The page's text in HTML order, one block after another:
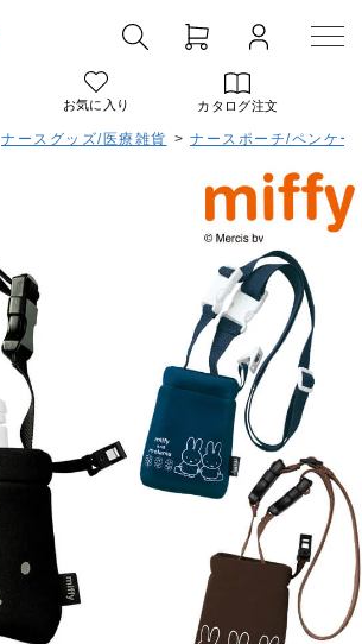
お気に入り カタログ注文
ナースグッズ/医療雑貨 > ナースポーチ/ペンケー